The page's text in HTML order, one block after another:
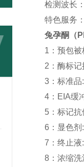
检测波长
特色服务
兔孕酮（
1：预包
2：酶标
3：标准
4：EIA缓
5：标记
6：显色剂
7：终止液
8：浓缩